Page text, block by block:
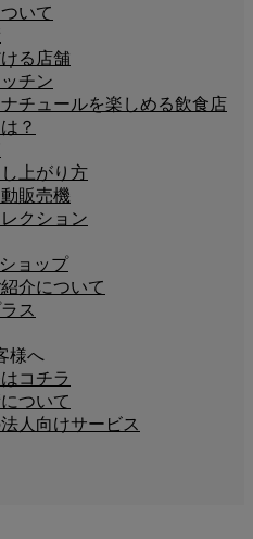
いて
る店舗
チン
チュールを楽しめる飲食店
？
上がり方
販売機
クション
ョップ
介について
ス
様へ
コチラ
ついて
人向けサービス